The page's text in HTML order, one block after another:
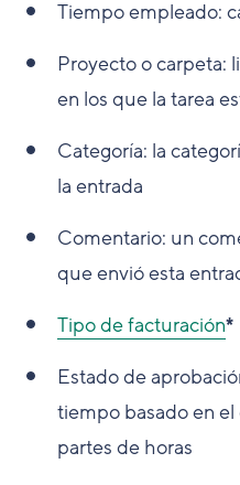
Tiempo empleado:
Proyecto o carpeta:
en los que la tarea
Categoría: la
la entrada
Comentario: un
que envió esta
Tipo de facturación*
Estado de
tiempo basado en
partes de horas